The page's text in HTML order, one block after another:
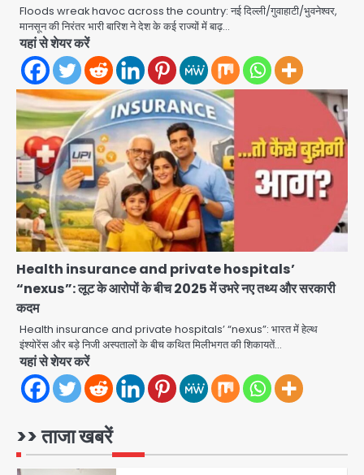
Floods wreak havoc across the country: नई दिल्ली/गुवाहाटी/भुवनेश्वर,
मानसून की निरंतर भारी बारिश ने देश के कई राज्यों में बाढ़…
यहां से शेयर करें
Health insurance and private hospitals’
“nexus”: लूट के आरोपों के बीच 2025 में उभरे नए तथ्य और सरकारी
कदम
Health insurance and private hospitals’ “nexus”: भारत में हेल्थ
इंश्योरेंस और बड़े निजी अस्पतालों के बीच कथित मिलीभगत की शिकायतें…
यहां से शेयर करें
>> ताजा खबरें
2
सरकारी भर्ती परीक्षाओं में नकल कराने वाले
अंतरराज्यीय गिरोह का भंडाफोड़, मास्टरमाइंड
समेत 7 गिरफ्तार
Team JHJ
3
आॅपरेशन ह्यप्रहारह्ण : 72 घंटे में उत्तर-पश्चिम
जिला पुलिस का बड़ा एक्शन
Team JHJ
4
Sajid Rashidi’s controversial:
शिवभक्त नहीं, आतंकवादी हैं’, मौलाना का
कांवड़ियों पर विवादित बयान, BJP विधायक ने
कराई FIR, NSA की मांग
Avinash Kumar
5
हॉस्पिटल और नोएडा लोक मंच की पहल, अब
सिर्फ 30 रुपये में मिलेगी 24 घंटे ऑनलाइन
Avinash Kumar
1
एंटी-बर्गलरी सेल की बड़ी कामयाबी, चोरी के